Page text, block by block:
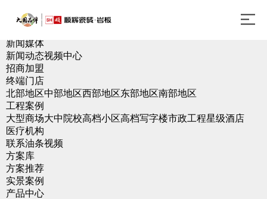
品牌介绍
新闻媒体
新闻动态视频中心
招商加盟
终端门店
北部地区中部地区西部地区东部地区南部地区
工程案例
大型商场大中院校高档小区高档写字楼市政工程星级酒店
医疗机构
联系油条视频
方案库
方案推荐
实景案例
产品中心